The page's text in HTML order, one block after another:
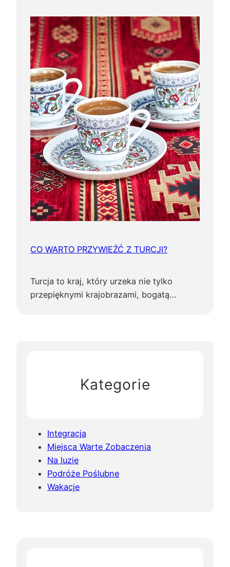
CO WARTO PRZYWIEŹĆ Z TURCJI?
Turcja to kraj, który urzeka nie tylko
przepięknymi krajobrazami, bogatą…
Kategorie
Integracja
Miejsca Warte Zobaczenia
Na luzie
Podróże Poślubne
Wakacje